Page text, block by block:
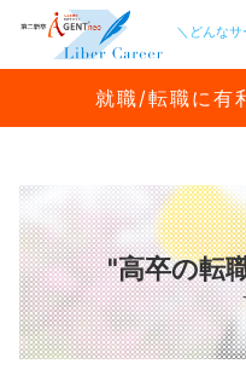
＼どんなサ
就職/転職に有
"高卒の転